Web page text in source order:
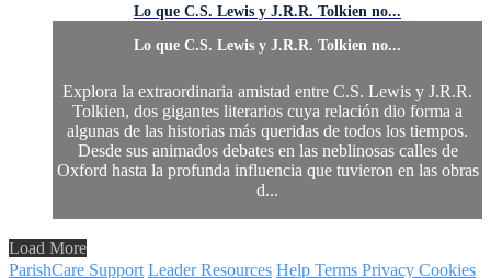
Lo que C.S. Lewis y J.R.R. Tolkien no...
Lo que C.S. Lewis y J.R.R. Tolkien no...
Explora la extraordinaria amistad entre C.S. Lewis y J.R.R.
Tolkien, dos gigantes literarios cuya relación dio forma a
algunas de las historias más queridas de todos los tiempos.
Desde sus animados debates en las neblinosas calles de
Oxford hasta la profunda influencia que tuvieron en las obras
d...
Load More
ParishCare Support Leader Resources Help Terms Privacy Cookies